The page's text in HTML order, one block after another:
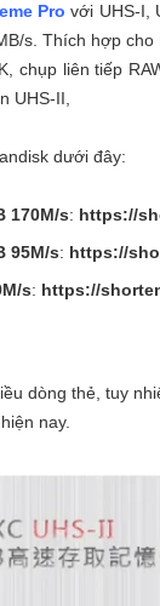
Pro với UHS-I,
s. Thích hợp
chụp liên tiếp
UHS-II,
dưới đây:
170M/s: https://
95M/s: https://
s: https://
dòng thẻ, tuy
nay.